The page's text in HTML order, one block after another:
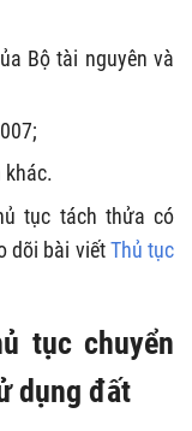
Bộ tài nguyên và
khác.
tục tách thửa có
dõi bài viếtThủ tục
tục chuyển
dụng đất